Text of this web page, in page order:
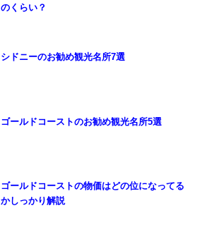
のくらい？
シドニーのお勧め観光名所7選
ゴールドコーストのお勧め観光名所5選
ゴールドコーストの物価はどの位になってる
かしっかり解説